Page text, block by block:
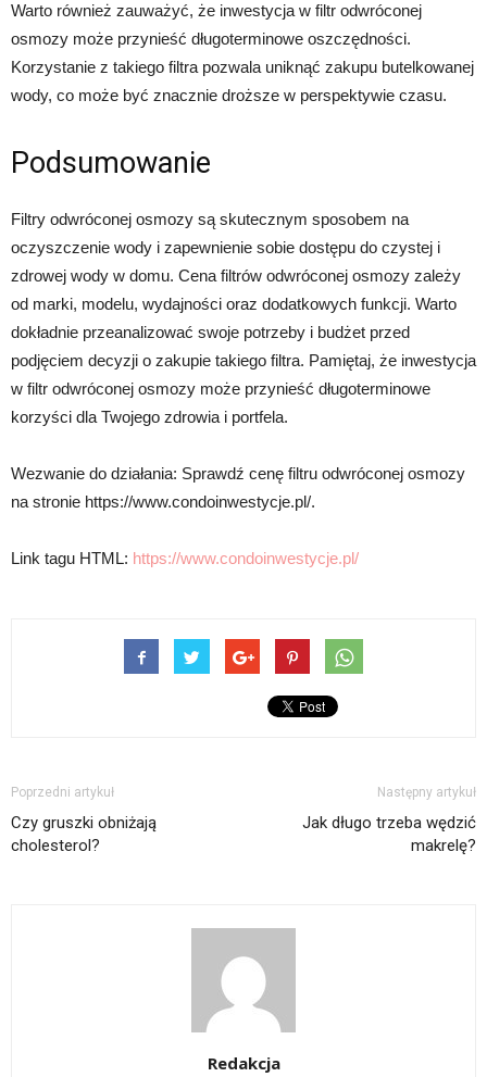
Warto również zauważyć, że inwestycja w filtr odwróconej
osmozy może przynieść długoterminowe oszczędności.
Korzystanie z takiego filtra pozwala uniknąć zakupu butelkowanej
wody, co może być znacznie droższe w perspektywie czasu.
Podsumowanie
Filtry odwróconej osmozy są skutecznym sposobem na
oczyszczenie wody i zapewnienie sobie dostępu do czystej i
zdrowej wody w domu. Cena filtrów odwróconej osmozy zależy
od marki, modelu, wydajności oraz dodatkowych funkcji. Warto
dokładnie przeanalizować swoje potrzeby i budżet przed
podjęciem decyzji o zakupie takiego filtra. Pamiętaj, że inwestycja
w filtr odwróconej osmozy może przynieść długoterminowe
korzyści dla Twojego zdrowia i portfela.
Wezwanie do działania: Sprawdź cenę filtru odwróconej osmozy
na stronie https://www.condoinwestycje.pl/.
Link tagu HTML: https://www.condoinwestycje.pl/
Poprzedni artykuł
Czy gruszki obniżają
cholesterol?
Następny artykuł
Jak długo trzeba wędzić
makrelę?
Redakcja